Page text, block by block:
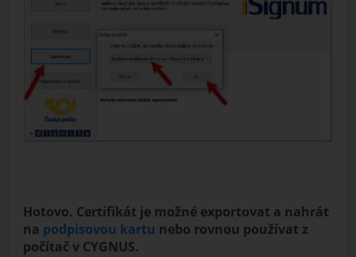
Hotovo. Certifikát je možné exportovat a nahrát
na podpisovou kartu nebo rovnou používat z
počítač v CYGNUS.